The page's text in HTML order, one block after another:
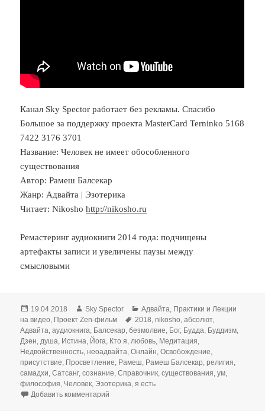
Канал Sky Spector работает без рекламы. Спасибо
Большое за поддержку проекта MasterCard Terninko 5168
7422 3176 3701
Название: Человек не имеет обособленного
существования
Автор: Рамеш Балсекар
Жанр: Адвайта | Эзотерика
Читает: Nikoshohttp://nikosho.ru
Ремастеринг аудиокниги 2014 года: подчищены
артефакты записи и увеличены паузы между
смысловыми
Опубликовано
19.04.2018 Автор
Sky Spector Рубрики
Адвайта Практики и Лекции
на видео Проект Zen-фильм Метки
2018 ,nikosho ,абсолют,
Адвайта ,аудиокнига Балсекар ,безмолвие Бог, Будда Буддизм
Дзен душа Истина Йога Кто я любовь Медитация
Недвойственность ,неоадвайта ,Онлайн ,Освобождение
присутствие Просветление Рамеш Рамеш Балсекар ,религия
самадхи ,Сатсанг,сознание ,Справочник ,существования ,ум
философия Человек Эзотерика ,я есть
Добавить комментарий